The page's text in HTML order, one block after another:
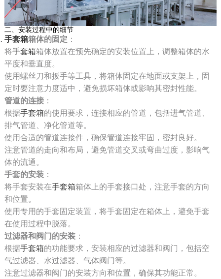
二、安装过程中的细节
手套箱箱体的固定 ：
将手套箱箱体放置在预先确定的安装位置上，调整箱体的水
平度和垂直度。
使用螺丝刀和扳手等工具，将箱体固定在地面或支架上，固
定时要注意力度适中，避免损坏箱体或影响其密封性能。
管道的连接：
根据手套箱的使用要求，连接相应的管道，包括进气管道、
排气管道、净化管道等。
使用合适的管道连接件，确保管道连接牢固，密封良好。
注意管道的走向和布局，避免管道交叉或弯曲过度，影响气
体的流通。
手套的安装：
将手套安装在手套箱箱体上的手套接口处，注意手套的方向
和位置。
使用专用的手套固定装置，将手套固定在箱体上，避免手套
在使用过程中脱落。
过滤器和阀门的安装：
根据手套箱的功能要求，安装相应的过滤器和阀门，包括空
气过滤器、水过滤器、气体阀门等。
注意过滤器和阀门的安装方向和位置，确保其功能正常。